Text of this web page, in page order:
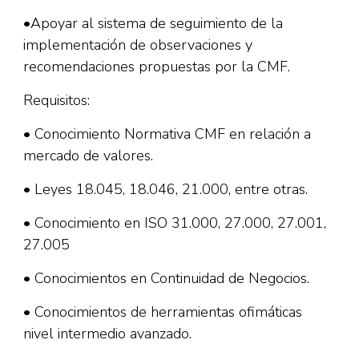
•Apoyar al sistema de seguimiento de la
implementación de observaciones y
recomendaciones propuestas por la CMF.
Requisitos:
• Conocimiento Normativa CMF en relación a
mercado de valores.
• Leyes 18.045, 18.046, 21.000, entre otras.
• Conocimiento en ISO 31.000, 27.000, 27.001,
27.005
• Conocimientos en Continuidad de Negocios.
• Conocimientos de herramientas ofimáticas
nivel intermedio avanzado.